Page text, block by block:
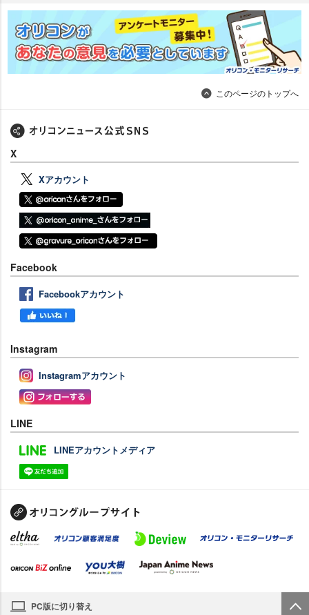
このページのトップへ
X
Xアカウント
Facebook
Facebookアカウント
Instagram
Instagramアカウント
LINE
LINEアカウントメディア
PC版に切り替え